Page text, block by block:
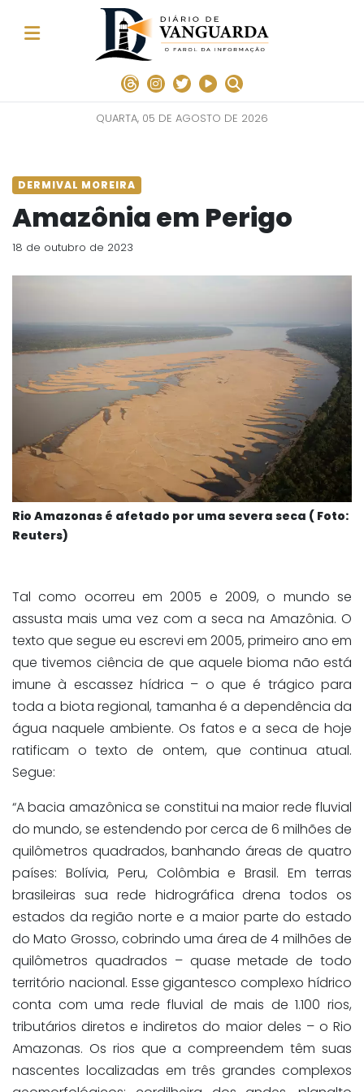
QUARTA, 05 DE AGOSTO DE 2026
DERMIVAL MOREIRA
Amazônia em Perigo
18 de outubro de 2023
Rio Amazonas é afetado por uma severa seca ( Foto:
Reuters)
Tal como ocorreu em 2005 e 2009, o mundo se
assusta mais uma vez com a seca na Amazônia. O
texto que segue eu escrevi em 2005, primeiro ano em
que tivemos ciência de que aquele bioma não está
imune à escassez hídrica – o que é trágico para
toda a biota regional, tamanha é a dependência da
água naquele ambiente. Os fatos e a seca de hoje
ratificam o texto de ontem, que continua atual.
Segue:
“A bacia amazônica se constitui na maior rede fluvial
do mundo, se estendendo por cerca de 6 milhões de
quilômetros quadrados, banhando áreas de quatro
países: Bolívia, Peru, Colômbia e Brasil. Em terras
brasileiras sua rede hidrográfica drena todos os
estados da região norte e a maior parte do estado
do Mato Grosso, cobrindo uma área de 4 milhões de
quilômetros quadrados – quase metade de todo
território nacional. Esse gigantesco complexo hídrico
conta com uma rede fluvial de mais de 1.100 rios,
tributários diretos e indiretos do maior deles – o Rio
Amazonas. Os rios que a compreendem têm suas
nascentes localizadas em três grandes complexos